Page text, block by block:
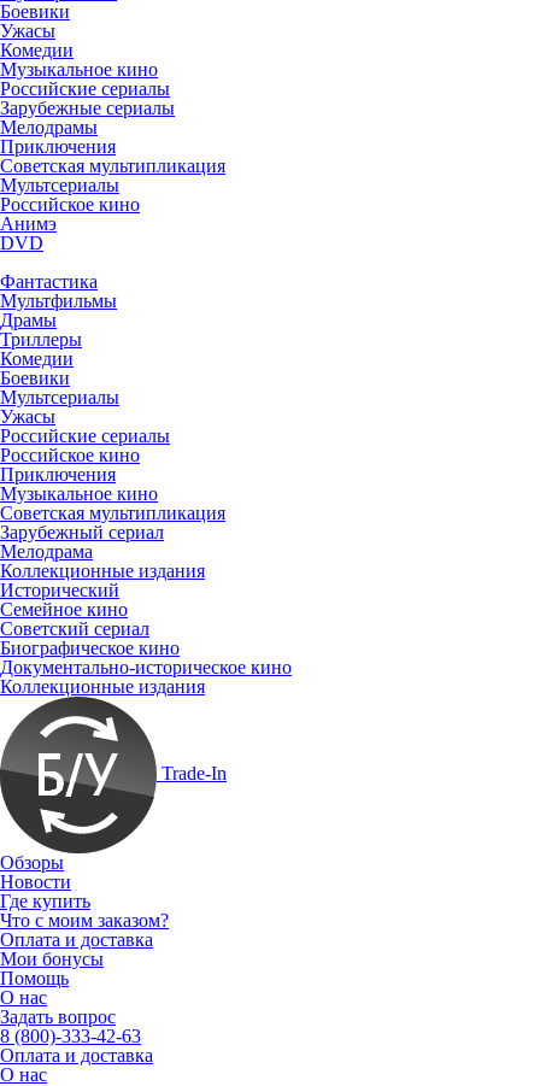
Боевики
Ужасы
Комедии
Музыкальное кино
Российские сериалы
Зарубежные сериалы
Мелодрамы
Приключения
Советская мультипликация
Мультсериалы
Российское кино
Анимэ
DVD
Фантастика
Мультфильмы
Драмы
Триллеры
Комедии
Боевики
Мультсериалы
Ужасы
Российские сериалы
Российское кино
Приключения
Музыкальное кино
Советская мультипликация
Зарубежный сериал
Мелодрама
Коллекционные издания
Исторический
Семейное кино
Советский сериал
Биографическое кино
Документально-историческое кино
Коллекционные издания
Trade-In
Обзоры
Новости
Где купить
Что с моим заказом?
Оплата и доставка
Мои бонусы
Помощь
О нас
Задать вопрос
8 (800)-333-42-63
Оплата и доставка
О нас